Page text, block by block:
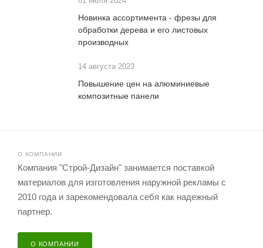
Новинка ассортимента - фрезы для
обработки дерева и его листовых
производных
14 августа 2023
Повышение цен на алюминиевые
композитные панели
О КОМПАНИИ
Компания "Строй-Дизайн" занимается поставкой
материалов для изготовления наружной рекламы с
2010 года и зарекомендовала себя как надежный
партнер.
О КОМПАНИИ